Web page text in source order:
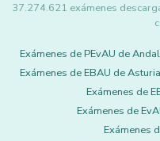
37.274.621 exámenes
Exámenes de PEvAU de
Exámenes de EBAU de
Exámenes de
Exámenes de
Exámenes